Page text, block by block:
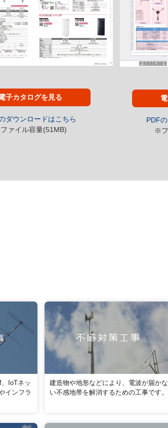
子カタログを見る
ダウンロードはこちら
ァイル容量(51MB)
PDF
※
IoTネッ
インフラ
建造物や地形などにより、電波が届かな
い不感地帯を解消するための工事です。